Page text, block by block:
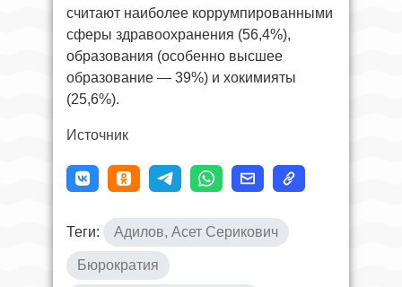
считают наиболее коррумпированными
сферы здравоохранения (56,4%),
образования (особенно высшее
образование — 39%) и хокимияты
(25,6%).
Источник
Теги: Адилов, Асет Серикович
Бюрократия